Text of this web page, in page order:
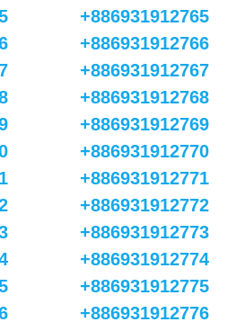
+886931912765
+886931912766
+886931912767
+886931912768
+886931912769
+886931912770
+886931912771
+886931912772
+886931912773
+886931912774
+886931912775
+886931912776